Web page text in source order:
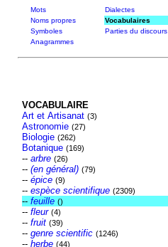
Mots Dialectes
Noms propres
Vocabulaires
Symboles
Parties du discours
Anagrammes
VOCABULAIRE
Art et Artisanat (3)
Astronomie (27)
Biologie (262)
Botanique (169)
-- arbre (26)
-- (en général) (79)
-- épice (9)
-- espèce scientifique (2309)
-- feuille ()
-- fleur (4)
-- fruit (39)
-- genre scientific (1246)
-- herbe (44)